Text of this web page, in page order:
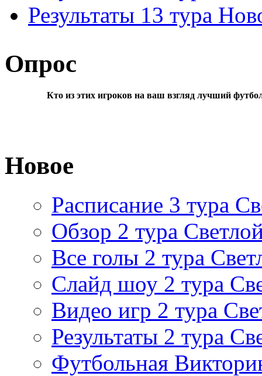
Результаты 13 тура
Опрос
Кто из этих игроков на ваш взгляд лучший
Новое
Расписание 3 тура
Обзор 2 тура
Все голы 2 тура
Слайд шоу 2 тура
Видео игр 2 тура
Результаты 2 тура
Футбольная